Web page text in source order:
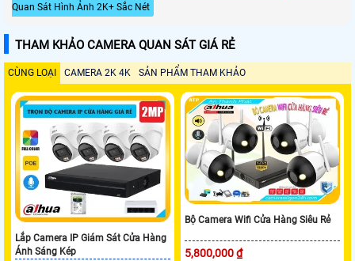
Quan Sát Hình Ảnh 2K+ Sắc Nét
THAM KHẢO CAMERA QUAN SÁT GIÁ RẺ
CÙNG LOẠI CAMERA 2K 4K SẢN PHẨM THAM KHẢO
Lắp Camera IP Giám Sát Cửa Hàng
Ánh Sáng Kép
Bộ Camera Wifi Cửa Hàng Siêu Rẻ
5,800,000 ₫